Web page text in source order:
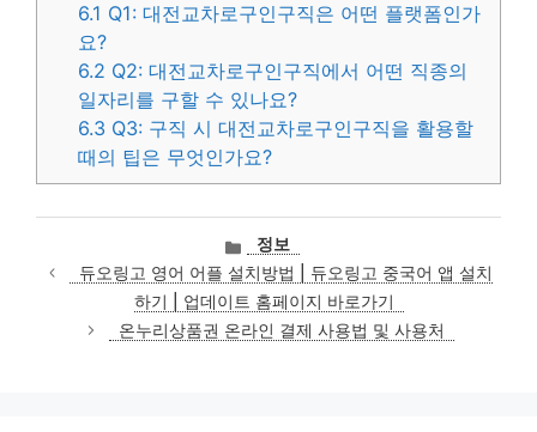
6.1 Q1: 대전교차로구인구직은 어떤 플랫폼인가
요?
6.2 Q2: 대전교차로구인구직에서 어떤 직종의
일자리를 구할 수 있나요?
6.3 Q3: 구직 시 대전교차로구인구직을 활용할
때의 팁은 무엇인가요?
카
테
고
리
정보
듀오링고 영어 어플 설치방법 | 듀오링고 중국어 앱 설치
하기 | 업데이트 홈페이지 바로가기
온누리상품권 온라인 결제 사용법 및 사용처